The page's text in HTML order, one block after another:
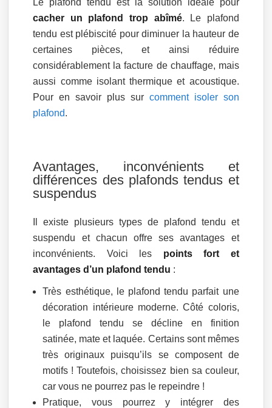
cacher un plafond trop abîmé. Le plafond
tendu est plébiscité pour diminuer la hauteur de
certaines pièces, et ainsi réduire
considérablement la facture de chauffage, mais
aussi comme isolant thermique et acoustique.
Pour en savoir plus sur comment isoler son
plafond.
Avantages, inconvénients et
différences des plafonds tendus et
suspendus
Il existe plusieurs types de plafond tendu et
suspendu et chacun offre ses avantages et
inconvénients. Voici les points fort et
avantages d’un plafond tendu :
Très esthétique, le plafond tendu parfait une
décoration intérieure moderne. Côté coloris,
le plafond tendu se décline en finition
satinée, mate et laquée. Certains sont mêmes
très originaux puisqu’ils se composent de
motifs ! Toutefois, choisissez bien sa couleur,
car vous ne pourrez pas le repeindre !
Pratique, vous pourrez y intégrer des